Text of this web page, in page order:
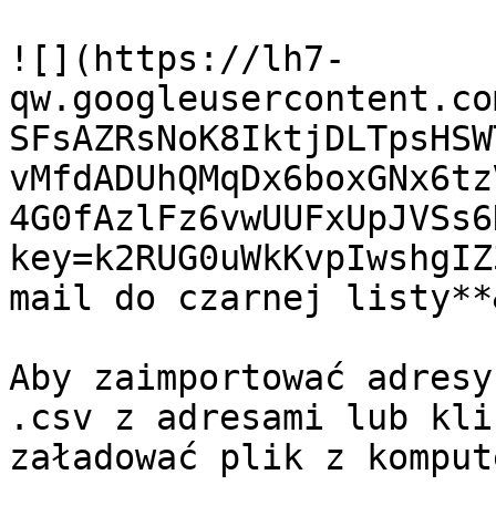
![](https://lh7-
mail do czarnej
Aby zaimportować
.csv z adresami lub
załadować plik z